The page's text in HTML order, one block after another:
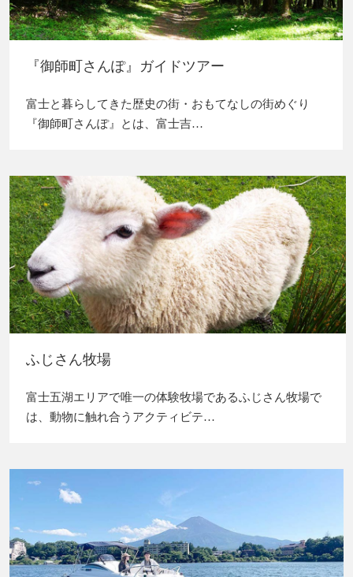
『御師町さんぽ』ガイドツアー
富士と暮らしてきた歴史の街・おもてなしの街めぐり
『御師町さんぽ』とは、富士吉…
ふじさん牧場
富士五湖エリアで唯一の体験牧場であるふじさん牧場で
は、動物に触れ合うアクティビテ…